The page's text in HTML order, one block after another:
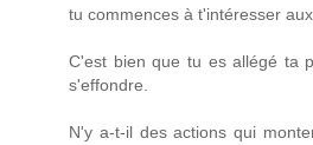
tu commences à t'intéresser
C'est bien que tu es allégé ta
s'effondre.
N'y a-t-il des actions qui